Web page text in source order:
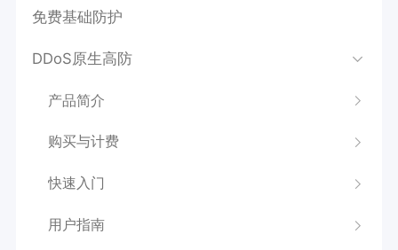
免费基础防护
DDoS原生高防
产品简介
购买与计费
快速入门
用户指南